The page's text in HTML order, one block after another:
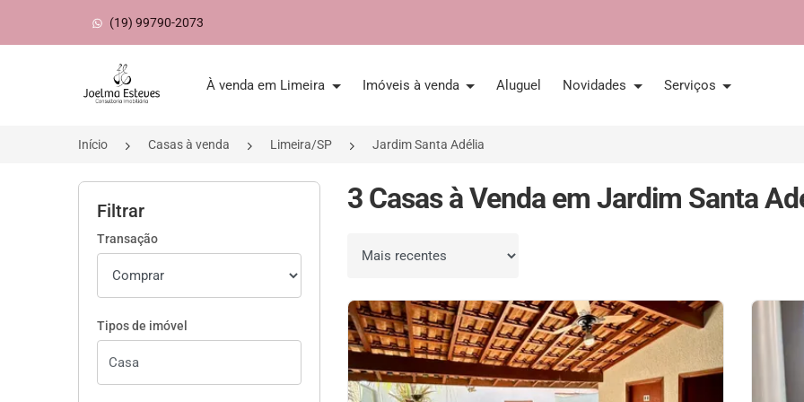
(19) 99790-2073
Página inicial
À venda em Limeira Imóveis à venda Aluguel Novidades Serviços
Início Casas à venda Limeira/SP Jardim Santa Adélia
Filtrar
Transação
Tipos de imóvel
3 Casas à Venda em Jardim Santa
Ordenar por